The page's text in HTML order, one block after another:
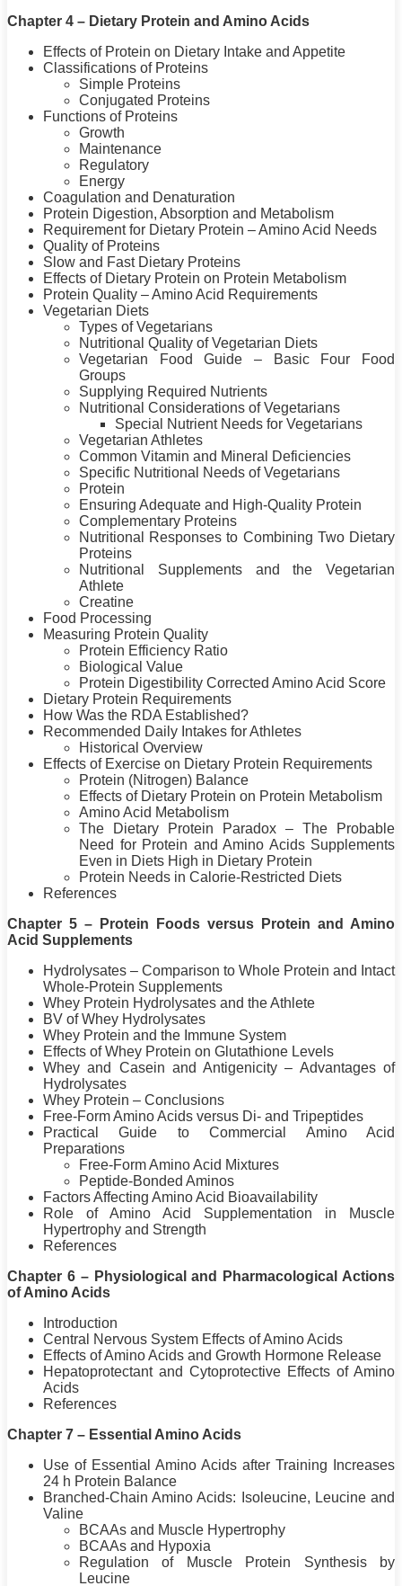
Chapter 4 – Dietary Protein and Amino Acids
Effects of Protein on Dietary Intake and Appetite
Classifications of Proteins
Simple Proteins
Conjugated Proteins
Functions of Proteins
Growth
Maintenance
Regulatory
Energy
Coagulation and Denaturation
Protein Digestion, Absorption and Metabolism
Requirement for Dietary Protein – Amino Acid Needs
Quality of Proteins
Slow and Fast Dietary Proteins
Effects of Dietary Protein on Protein Metabolism
Protein Quality – Amino Acid Requirements
Vegetarian Diets
Types of Vegetarians
Nutritional Quality of Vegetarian Diets
Vegetarian Food Guide – Basic Four Food
Groups
Supplying Required Nutrients
Nutritional Considerations of Vegetarians
Special Nutrient Needs for Vegetarians
Vegetarian Athletes
Common Vitamin and Mineral Deficiencies
Specific Nutritional Needs of Vegetarians
Protein
Ensuring Adequate and High-Quality Protein
Complementary Proteins
Nutritional Responses to Combining Two Dietary
Proteins
Nutritional Supplements and the Vegetarian
Athlete
Creatine
Food Processing
Measuring Protein Quality
Protein Efficiency Ratio
Biological Value
Protein Digestibility Corrected Amino Acid Score
Dietary Protein Requirements
How Was the RDA Established?
Recommended Daily Intakes for Athletes
Historical Overview
Effects of Exercise on Dietary Protein Requirements
Protein (Nitrogen) Balance
Effects of Dietary Protein on Protein Metabolism
Amino Acid Metabolism
The Dietary
Protein Paradox – The Probable
Need for Protein and Amino Acids Supplements
Even in Diets High in Dietary Protein
Protein Needs in Calorie-Restricted Diets
References
Chapter 5 –
Protein Foods versus Protein and Amino
Acid Supplements
Hydrolysates – Comparison to Whole Protein and Intact
Whole-Protein Supplements
Whey Protein Hydrolysates and the Athlete
BV of Whey Hydrolysates
Whey Protein and the Immune System
Effects of Whey Protein on Glutathione Levels
Whey and Casein and Antigenicity – Advantages of
Hydrolysates
Whey Protein – Conclusions
Free-Form Amino Acids versus Di- and Tripeptides
Practical Guide to Commercial Amino Acid
Preparations
Free-Form Amino Acid Mixtures
Peptide-Bonded Aminos
Factors Affecting Amino Acid Bioavailability
Role of Amino Acid Supplementation in Muscle
Hypertrophy and Strength
References
Chapter 6 – Physiological and Pharmacological Actions
of Amino Acids
Introduction
Central Nervous System Effects of Amino Acids
Effects of Amino Acids and Growth Hormone Release
Hepatoprotectant and Cytoprotective Effects of Amino
Acids
References
Chapter 7 – Essential Amino Acids
Use of Essential Amino Acids after Training Increases
24 h Protein Balance
Branched-Chain Amino Acids: Isoleucine, Leucine and
Valine
BCAAs and Muscle Hypertrophy
BCAAs and Hypoxia
Regulation of Muscle
Protein Synthesis by
Leucine